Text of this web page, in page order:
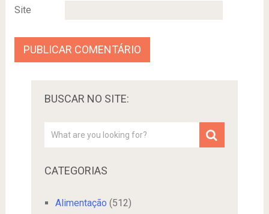
Site
BUSCAR NO SITE:
CATEGORIAS
Alimentação (512)